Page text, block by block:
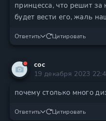
принцесса, что решит
будет вести его, жаль
Ответить Цитировать
coc
19 декабря 2023
почему столько много
Ответить Цитировать